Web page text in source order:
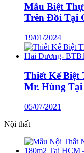
Mẫu Biệt
Trên Đồi Tại
19/01/2024
Thiết Kế Biệt
Mr. Hùng
05/07/2021
Nội thất